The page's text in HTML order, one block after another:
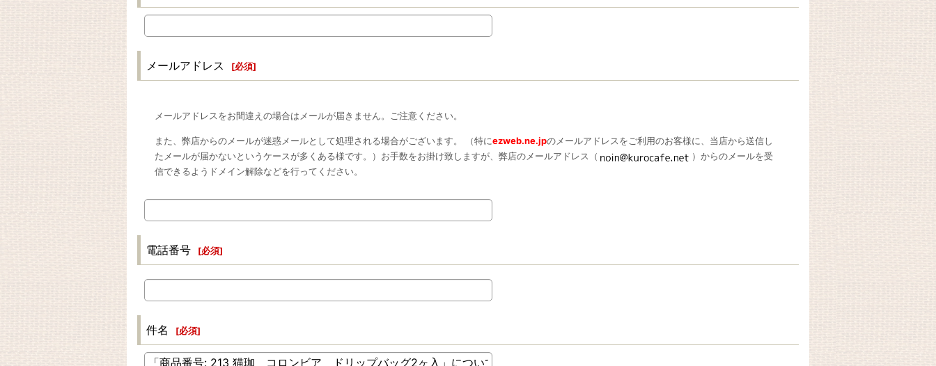
メールアドレス [必須]
メールアドレスをお間違えの場合はメールが届きません。ご注意ください。
また、弊店からのメールが迷惑メールとして処理される場合がございます。 （特にezweb.ne.jpのメールアドレスをご利用のお客様に、当店から送信し
たメールが届かないというケースが多くある様です。）お手数をお掛け致しますが、弊店のメールアドレス（
）からのメールを受
信できるようドメイン解除などを行ってください。
電話番号 [必須]
件名 [必須]